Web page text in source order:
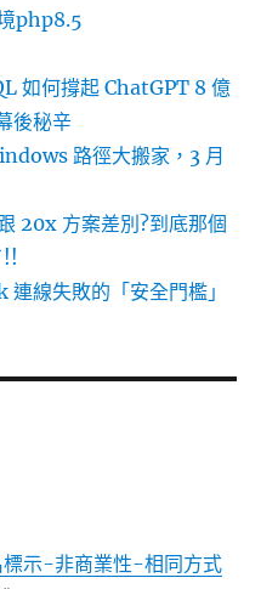
php8.5
如何撐起 ChatGPT 8 億
後秘辛
路徑大搬家，3 月
20x 方案差別?到底那個
!!
線失敗的「安全門檻」
標示-非商業性-相同方式